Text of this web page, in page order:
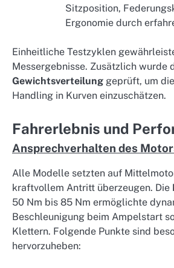
Sitzposition,
Ergonomie durch
Einheitliche Testzyklen
Messergebnisse. Zusätzlich wurde
Gewichtsverteilung geprüft, um
Handling in Kurven einzuschätzen.
Fahrerlebnis und
Ansprechverhalten des
Alle Modelle setzten auf
kraftvollem Antritt überzeugen. Die
50 Nm bis 85 Nm ermöglichte
Beschleunigung beim Ampelstart
Klettern. Folgende Punkte sind
hervorzuheben: